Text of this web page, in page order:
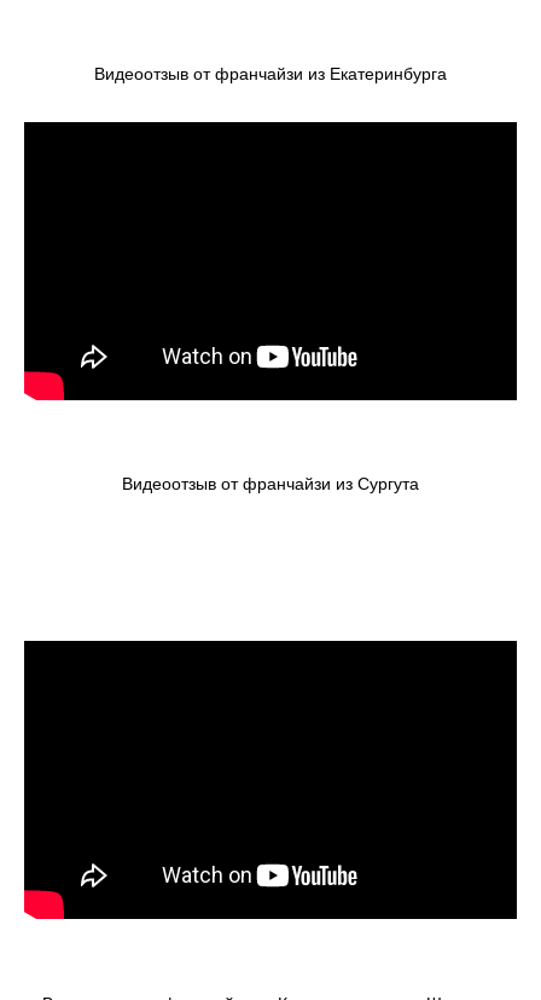
Видеоотзыв от франчайзи из Екатеринбурга
Видеоотзыв от франчайзи из Сургута